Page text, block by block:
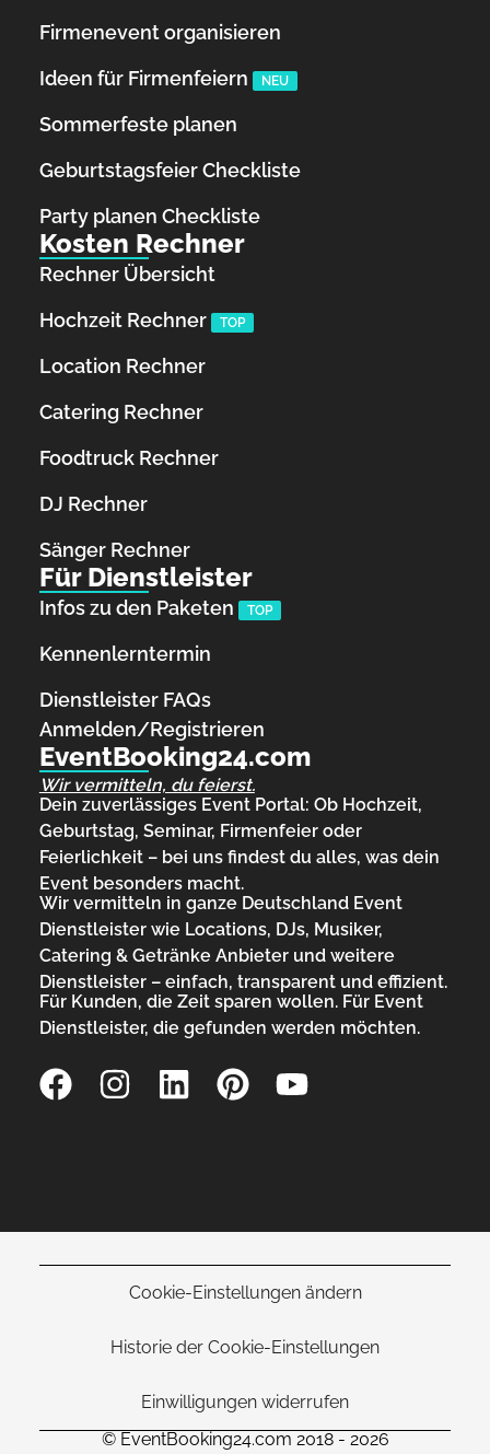
Firmenevent organisieren
Ideen für Firmenfeiern
NEU
Sommerfeste planen
Geburtstagsfeier Checkliste
Party planen Checkliste
Kosten Rechner
Rechner Übersicht
Hochzeit Rechner
TOP
Location Rechner
Catering Rechner
Foodtruck Rechner
DJ Rechner
Sänger Rechner
Für Dienstleister
Infos zu den Paketen TOP
Kennenlerntermin
Dienstleister FAQs
Anmelden/Registrieren
EventBooking24.com
Wir vermitteln, du feierst.
Dein zuverlässiges Event Portal: Ob Hochzeit,
Geburtstag, Seminar, Firmenfeier oder
Feierlichkeit – bei uns findest du alles, was dein
Event besonders macht.
Wir vermitteln in ganze Deutschland Event
Dienstleister wie Locations, DJs, Musiker,
Catering & Getränke Anbieter und weitere
Dienstleister – einfach, transparent und effizient.
Für Kunden, die Zeit sparen wollen. Für Event
Dienstleister, die gefunden werden möchten.
Cookie-Einstellungen ändern
Historie der Cookie-Einstellungen
Einwilligungen widerrufen
© EventBooking24.com 2018 - 2026